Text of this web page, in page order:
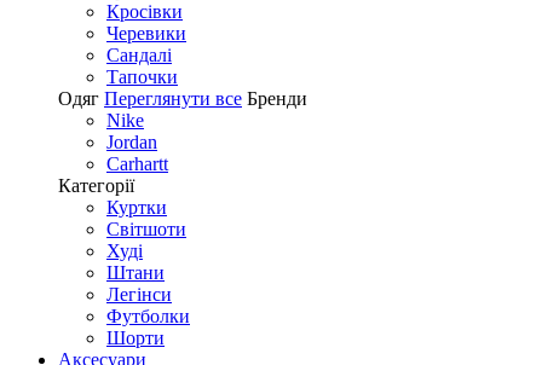
Кросівки
Черевики
Сандалі
Tапочки
Одяг Переглянути все Бренди
Nike
Jordan
Carhartt
Категорії
Куртки
Світшоти
Худі
Штани
Легінси
Футболки
Шорти
Аксесуари